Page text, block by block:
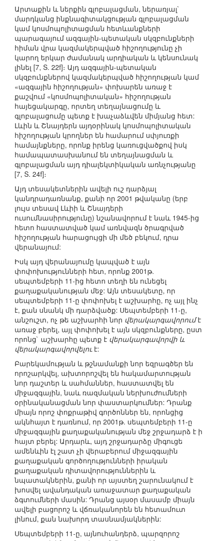
Արտաքին և ներքին գլոբալացման, ներառյալ`
մարդկանց ինքնագիտակցության գլոբալացման
կամ կոսմոպոլիտացման հետևանքների
պարագայում ազգային-պետական սկզբունքների
հիման վրա կազմակերպված հիշողությունը չի
կարող երկար ժամանակ արդիական և կենսունակ
լինել [7, S. 22f]։ Այդ ազգային-պետական
սկզբունքներով կազմակերպված հիշողության կամ
«ազգային հիշողության» փոխարեն առաջ է
քաշվում «կոսմոպոլիտական» հիշողության
հայեցակարգը, որտեղ տեղայնացումը և
գլոբալացումը պետք է խաչաձևվեն միմյանց հետ:
Լևին և Շնայդերն այդօրինակ կոսմոպոլիտական
հիշողության կրողներ են համարում սփյուռքի
համայնքները, որոնք իրենց կառուցվածքով իսկ
համապատասխանում են տեղայնացման և
գլոբալացման այդ դիալեկտիկական առնչությանը
[7, S. 24f]։
Այդ տեսակետներին ավելի ուշ դարձյալ
կանդրադառնանք, քանի որ 2001 թվականը (երբ
լույս տեսավ Լևիի և Շնայդերի
ուսումնասիրությունը) նշանավորում է նաև 1945-ից
հետո հաստատված կամ առնվազն ծրագրված
հիշողության հարացույցի մի մեծ բեկում, դրա
վերանայում:
Իսկ այդ վերանայումը կապված է այն
փոփոխությունների հետ, որոնք 2001թ.
սեպտեմբերի 11-ից հետո տեղի են ունեցել
քաղաքականության մեջ: Այն տեսակետը, որ
սեպտեմբերի 11-ը փոփոխել է աշխարհը, ոչ այլ ինչ
է, քան սնանկ մի դարձվածք: Սեպտեմբերի 11-ը,
անշուշտ, ոչ թե աշխարհի նոր վերակարգավորումէ
առաջ բերել, այլ փոփոխել է այն սկզբունքները, ըստ
որոնց` աշխարհը պետք է վերակարգավորվի և
վերակարգավորվելուէ:
Բարեկամության և թշնամանքի նոր եզրագծեր են
որոշարկվել, ախտորոշվել են հակամարտության
նոր դաշտեր և սահմաններ, հաստատվել են
միջազգային, նաև ռազմական ներխուժումների
օրինականացման նոր փաստարկումներ: Դրանք
միայն որոշ փոքրաթիվ գործոններ են, որոնցից
ակնհայտ է դառնում, որ 2001թ. սեպտեմբերի 11-ը
միջազգային քաղաքականության մեջ շրջադարձ է ի
հայտ բերել: Արդարև, այդ շրջադարձը միգուցե
ամենևին էլ շատ չի վերաբերում միջազգային
քաղաքական գործողությունների իրական
քաղաքական դիտավորություններին և
նպատակներին, քանի որ այստեղ շարունակում է
խոսվել ավանդական առաջատար քաղաքական
ձգտումների մասին: Դրանց այսօր մասամբ միայն
ավելի բացորոշ և վճռականորեն են հետամուտ
լինում, քան նախորդ տասնամյակներին:
Սեպտեմբերի 11-ը, այնուհանդերձ, պարզորոշ